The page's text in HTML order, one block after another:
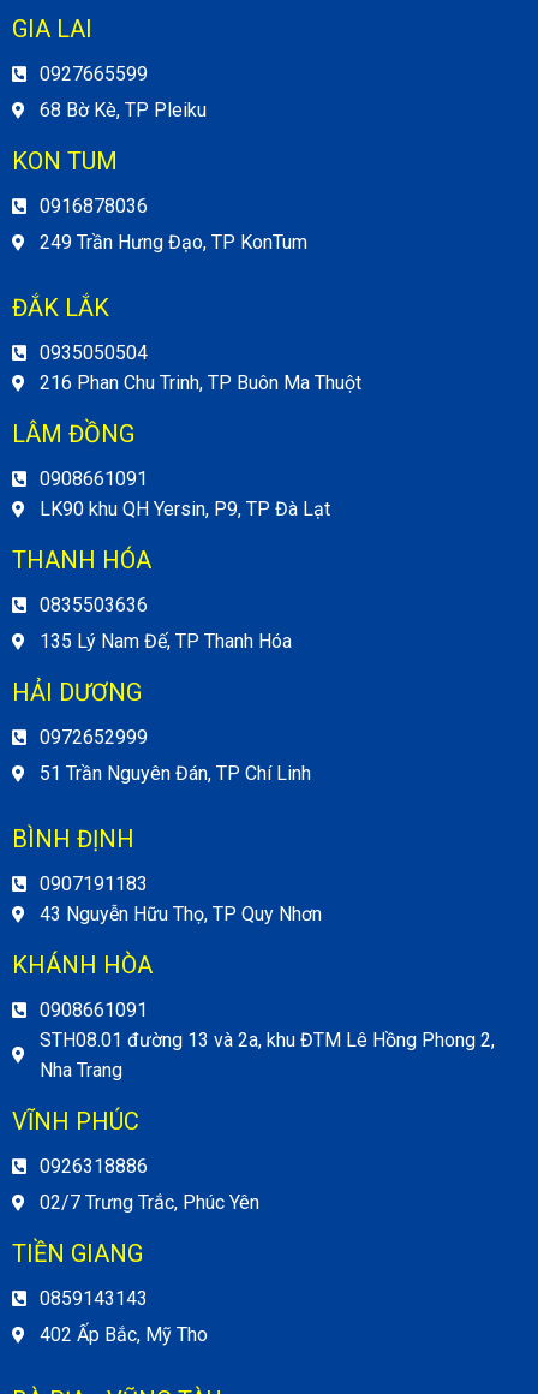
GIA LAI
0927665599
68 Bờ Kè, TP Pleiku
KON TUM
0916878036
249 Trần Hưng Đạo, TP KonTum
ĐẮK LẮK
0935050504
216 Phan Chu Trinh, TP Buôn Ma Thuột
LÂM ĐỒNG
0908661091
LK90 khu QH Yersin, P9, TP Đà Lạt
THANH HÓA
0835503636
135 Lý Nam Đế, TP Thanh Hóa
HẢI DƯƠNG
0972652999
51 Trần Nguyên Đán, TP Chí Linh
BÌNH ĐỊNH
0907191183
43 Nguyễn Hữu Thọ, TP Quy Nhơn
KHÁNH HÒA
0908661091
STH08.01 đường 13 và 2a, khu ĐTM Lê Hồng Phong 2,
Nha Trang
VĨNH PHÚC
0926318886
02/7 Trưng Trắc, Phúc Yên
TIỀN GIANG
0859143143
402 Ấp Bắc, Mỹ Tho